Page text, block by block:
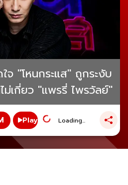
จ "โหนกระแส" ถูกระงับ
เกี่ยว "แพรรี่ ไพรวัลย์"
Play Loading...